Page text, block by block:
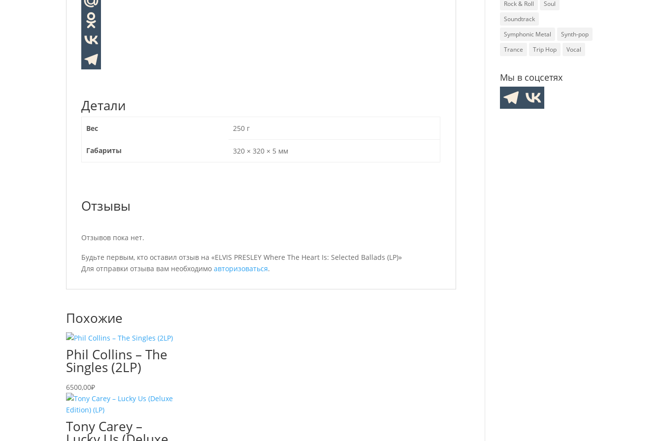
Детали
Вес 250 г
Габариты 320 × 320 × 5 мм
Отзывы
Отзывов пока нет.
Будьте первым, кто оставил отзыв на «ELVIS PRESLEY Where The Heart Is: Selected Ballads (LP)»
Для отправки отзыва вам необходимоавторизоваться.
Похожие
Phil Collins – The
Singles (2LP)
6500,00₽
Tony Carey –
Rock & Roll
Soul
Soundtrack
Symphonic Metal
Synth-pop
Trance
Trip Hop Vocal
Мы в соцсетях